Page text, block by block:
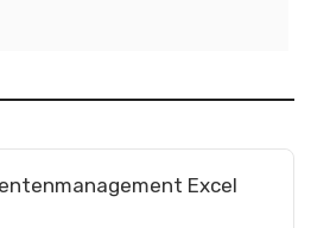
Excel